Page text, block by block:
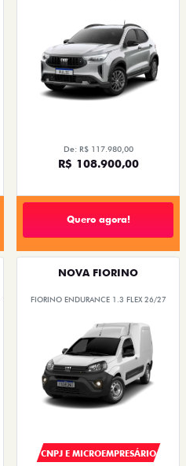
De: R$ 117.980,00
R$ 108.900,00
Quero agora!
NOVA FIORINO
FIORINO ENDURANCE 1.3 FLEX 26/27
CNPJ E MICROEMPRESÁRIO